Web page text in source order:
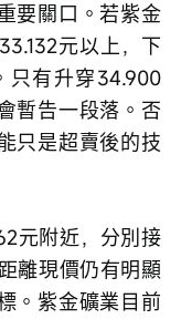
要關口。若紫金
元以上，下
只有升穿34.900
暫告一段落。否
只是超賣後的技
元附近，分別接
離現價仍有明顯
。紫金礦業目前